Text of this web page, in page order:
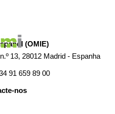
(OMIE)
13, 28012 Madrid - Espanha
91 659 89 00
nos